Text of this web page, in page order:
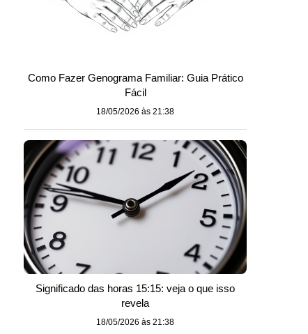
Como Fazer Genograma Familiar: Guia Prático
Fácil
18/05/2026 às 21:38
Significado das horas 15:15: veja o que isso
revela
18/05/2026 às 21:38